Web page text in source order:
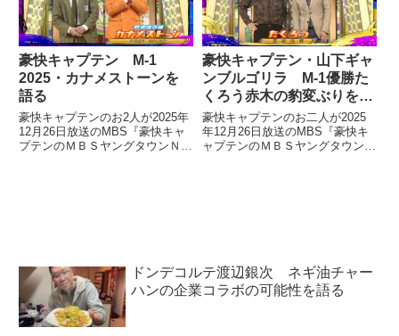
豪快キャプテン M-1
2025・カナメストーンを
語る
豪快キャプテンのお2人が2025年
12月26日放送のMBS『豪快キャ
プテンのＭＢＳヤングタウンＮＥ
豪快キャプテン・山下ギャ
ンブルゴリラ M-1優勝た
くろう赤木の豹変ぶりを語
る
豪快キャプテンのお二人が2025
年12月26日放送のMBS『豪快キ
ャプテンのＭＢＳヤングタウンＮ
ドンデコルテ渡辺銀次 ネギ油チャー
ハンの企業コラボの可能性を語る